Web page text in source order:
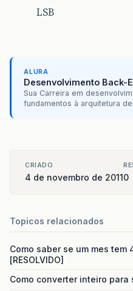
LSB
ALURA
Desenvolvimento Back-
Sua Carreira em
fundamentos à arquitetura
CRIADO
4 de novembro de 20110
Topicos relacionados
Como saber se um mes tem
[RESOLVIDO]
Como converter inteiro para